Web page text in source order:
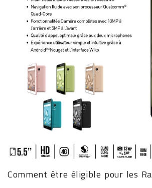
Comment être éligible pour les